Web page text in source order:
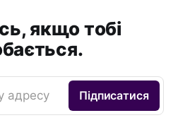
якщо тобі
адресу Підписатися